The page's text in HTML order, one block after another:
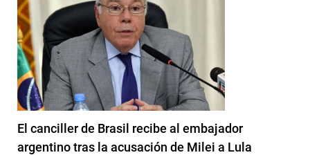
El canciller de Brasil recibe al embajador
argentino tras la acusación de Milei a Lula